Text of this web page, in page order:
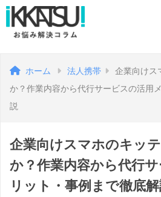
ホーム 法人携帯
企業向けス
か？作業内容から代行サービスの活用
説
企業向けスマホのキッ
か？作業内容から代行
リット・事例まで徹底